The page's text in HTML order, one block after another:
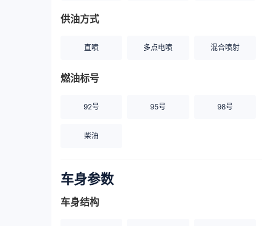
供油方式
直喷 多点电喷 混合喷射
燃油标号
92号 95号 98号
柴油
车身参数
车身结构